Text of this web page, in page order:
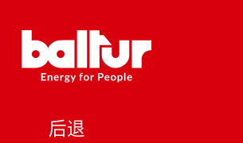
content
后退